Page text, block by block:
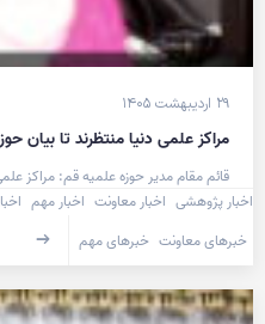
۲۹ اردیبهشت ۱۴۰۵
مراکز علمی دنیا منتظرند تا بیان
قائم مقام مدیر حوزه‌ علمیه قم: مراکز
اخبار پژوهشی اخبار معاونت اخبار مهم
خبرهای معاونت خبرهای مهم